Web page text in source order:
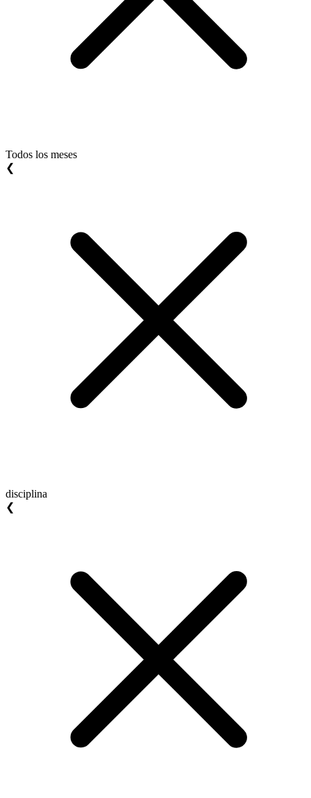
Todos los meses
❮
disciplina
❮